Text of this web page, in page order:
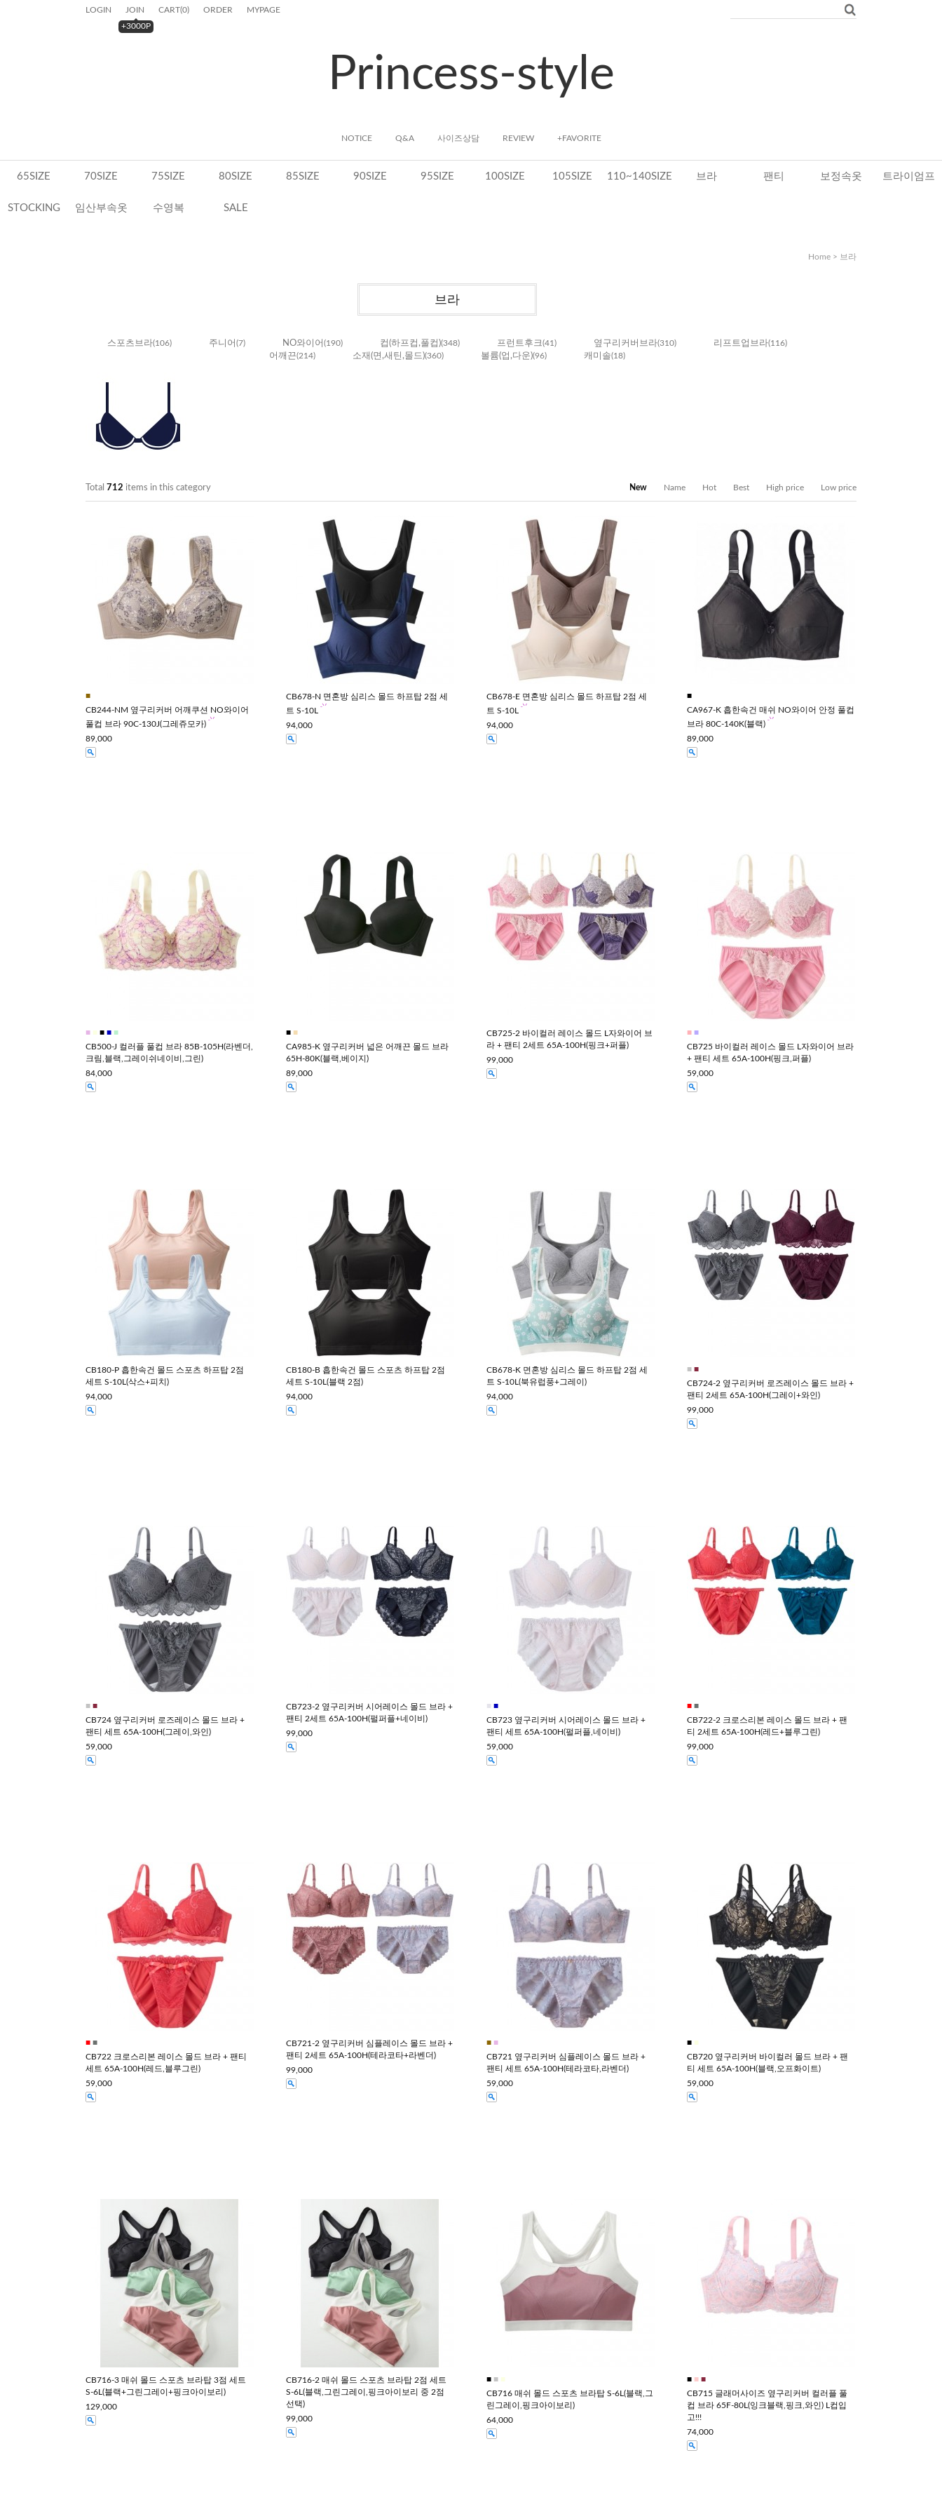
LOGIN
JOIN
+3000P
CART(0) ORDER MYPAGE
Princess-style
NOTICE Q&A 사이즈상담 REVIEW +FAVORITE
65SIZE 70SIZE 75SIZE 80SIZE 85SIZE 90SIZE 95SIZE 100SIZE 105SIZE 110~140SIZE 브라 팬티 보정속옷 트라이엄프
STOCKING 임산부속옷 수영복 SALE
Home > 브라
브라
스포츠브라(106) 주니어 (7) NO와이어 (190) 컵(하프컵,풀컵)(348) 프런트후크(41) 옆구리커버브라(310) 리프트업브라(116)
어깨끈(214) 소재(면,새틴,몰드)(360) 볼륨(업,다운)(96) 캐미솔(18)
Total 712 items in this category New Name Hot Best High price Low price
■
CB244-NM 옆구리커버 어깨쿠션 NO와이어
풀컵 브라 90C-130J(그레쥬모카)
89,000
CB678-N 면혼방 심리스 몰드 하프탑 2점 세
트 S-10L
94,000
CB678-E 면혼방 심리스 몰드 하프탑 2점 세
트 S-10L
94,000
■
CA967-K 흡한속건 매쉬 NO와이어 안정 풀컵
브라 80C-140K(블랙)
89,000
■ ■ ■ ■ ■
CB500-J 컬러플 풀컵 브라 85B-105H(라벤더,
크림,블랙,그레이쉬네이비,그린)
84,000
■ ■
CA985-K 옆구리커버 넓은 어깨끈 몰드 브라
65H-80K(블랙,베이지)
89,000
CB725-2 바이컬러 레이스 몰드 L자와이어 브
라 + 팬티 2세트 65A-100H(핑크+퍼플)
99,000
■ ■
CB725 바이컬러 레이스 몰드 L자와이어 브라
+ 팬티 세트 65A-100H(핑크,퍼플)
59,000
CB180-P 흡한속건 몰드 스포츠 하프탑 2점
세트 S-10L(삭스+피치)
94,000
CB180-B 흡한속건 몰드 스포츠 하프탑 2점
세트 S-10L(블랙 2점)
94,000
CB678-K 면혼방 심리스 몰드 하프탑 2점 세
트 S-10L(북유럽풍+그레이)
94,000
■ ■
CB724-2 옆구리커버 로즈레이스 몰드 브라 +
팬티 2세트 65A-100H(그레이+와인)
99,000
■ ■
CB724 옆구리커버 로즈레이스 몰드 브라 +
팬티 세트 65A-100H(그레이,와인)
59,000
CB723-2 옆구리커버 시어레이스 몰드 브라 +
팬티 2세트 65A-100H(펄퍼플+네이비)
99,000
■ ■
CB723 옆구리커버 시어레이스 몰드 브라 +
팬티 세트 65A-100H(펄퍼플,네이비)
59,000
■ ■
CB722-2 크로스리본 레이스 몰드 브라 + 팬
티 2세트 65A-100H(레드+블루그린)
99,000
■ ■
CB722 크로스리본 레이스 몰드 브라 + 팬티
세트 65A-100H(레드,블루그린)
59,000
CB721-2 옆구리커버 심플레이스 몰드 브라 +
팬티 2세트 65A-100H(테라코타+라벤더)
99,000
■ ■
CB721 옆구리커버 심플레이스 몰드 브라 +
팬티 세트 65A-100H(테라코타,라벤더)
59,000
■ ■
CB720 옆구리커버 바이컬러 몰드 브라 + 팬
티 세트 65A-100H(블랙,오프화이트)
59,000
CB716-3 매쉬 몰드 스포츠 브라탑 3점 세트
S-6L(블랙+그린그레이+핑크아이보리)
129,000
CB716-2 매쉬 몰드 스포츠 브라탑 2점 세트
S-6L(블랙,그린그레이,핑크아이보리 중 2점
선택)
99,000
■ ■ ■
CB716 매쉬 몰드 스포츠 브라탑 S-6L(블랙,그
린그레이,핑크아이보리)
64,000
■ ■ ■
CB715 글래머사이즈 옆구리커버 컬러플 풀
컵 브라 65F-80L(잉크블랙,핑크,와인) L컵입
고!!!
74,000